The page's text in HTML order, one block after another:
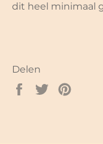
dit heel minimaal
Delen
Delen Twitteren